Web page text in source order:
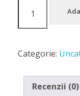
Categorie:
Recenzii (0)